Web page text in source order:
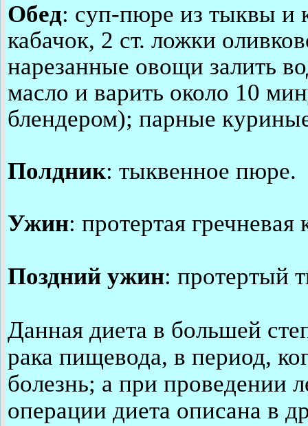
Обед: суп-пюре из тыквы и
кабачок, 2 ст. ложки
нарезанные овощи залить
масло и варить около 10
блендером); парные
Полдник: тыквенное пюре.
Ужин: протертая
Поздний ужин: протертый
Данная диета в большей
рака пищевода, в период,
болезнь; а при проведении
операции диета описана в